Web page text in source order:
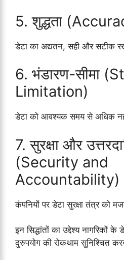
5. शुद्धता
डेटा का अद्यतन, सही और सटीक
6. भंडारण-सीमा
Limitation)
डेटा को आवश्यक समय से अधिक
7. सुरक्षा और
(Security and
Accountability)
कंपनियों पर डेटा सुरक्षा तंत्र को
इन सिद्धांतों का उद्देश्य नागरिकों के
दुरुपयोग की रोकथाम सुनिश्चित